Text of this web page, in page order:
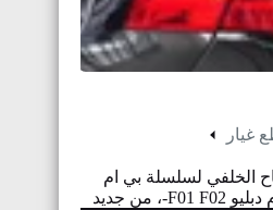
غيار
الخلفي لسلسلة بي ام